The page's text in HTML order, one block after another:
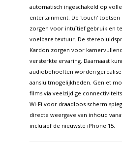
automatisch ingeschakeld op
entertainment. De 'touch'
zorgen voor intuïtief gebruik en
voelbare textuur. De
Kardon zorgen voor
versterkte ervaring. Daarnaast
audiobehoeften worden
aansluitmogelijkheden. Geniet
films via veelzijdige
Wi-Fi voor draadloos scherm
directe weergave van inhoud
inclusief de nieuwste iPhone 15.​